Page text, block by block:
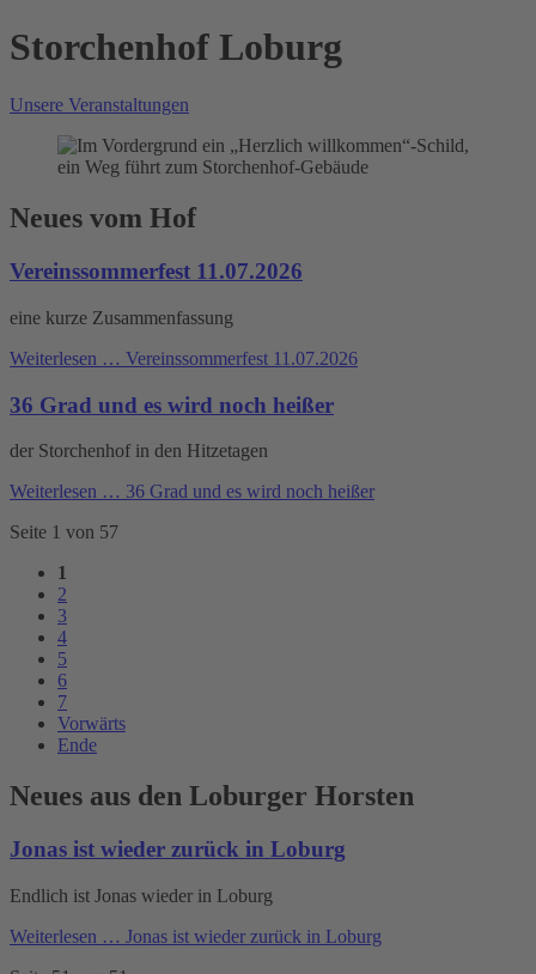
Storchenhof Loburg
Unsere Veranstaltungen
Neues vom Hof
Vereinssommerfest 11.07.2026
eine kurze Zusammenfassung
Weiterlesen … Vereinssommerfest 11.07.2026
36 Grad und es wird noch heißer
der Storchenhof in den Hitzetagen
Weiterlesen … 36 Grad und es wird noch heißer
Seite 1 von 57
1
2
3
4
5
6
7
Vorwärts
Ende
Neues aus den Loburger Horsten
Jonas ist wieder zurück in Loburg
Endlich ist Jonas wieder in Loburg
Weiterlesen … Jonas ist wieder zurück in Loburg